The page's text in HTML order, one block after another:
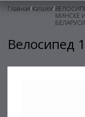
Главная/Каталог/
МИНСКЕ И
БЕЛАРУСИ
Велосипед